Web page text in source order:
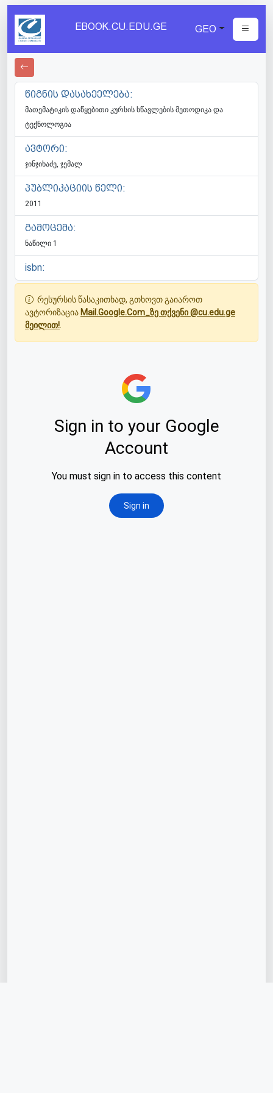
EBOOK.CU.EDU.GE GEO
წიგნის დასახეელება:
მათემატიკის დაწყებითი კურსის სწავლების მეთოდიკა და
ტექნოლოგია
ავტორი:
ჯინჯიხაძე, ჯემალ
პუბლიკაციის წელი:
2011
გამოცემა:
ნაწილი 1
isbn:
რესურსის წასაკითხად, გთხოვთ გაიაროთ
ავტორიზაცია Mail.Google.Com_ზე თქვენი @cu.edu.ge
მეილით!